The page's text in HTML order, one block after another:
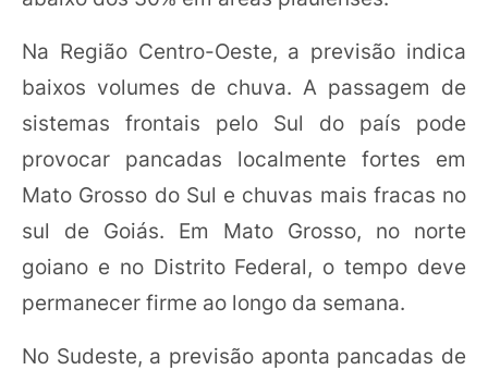
Na Região Centro-Oeste, a previsão indica
baixos volumes de chuva. A passagem de
sistemas frontais pelo Sul do país pode
provocar pancadas localmente fortes em
Mato Grosso do Sul e chuvas mais fracas no
sul de Goiás. Em Mato Grosso, no norte
goiano e no Distrito Federal, o tempo deve
permanecer firme ao longo da semana.
No Sudeste, a previsão aponta pancadas de